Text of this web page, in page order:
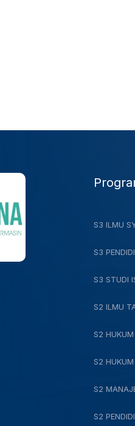
S3 ILMU
S3
S3 STUDI
S2 ILMU
S2
S2
S2
S2